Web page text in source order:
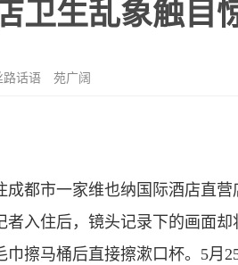
卫生乱象触目
路话语 苑广阔
都市一家维也纳国际酒店直营
入住后，镜头记录下的画面却
擦马桶后直接擦漱口杯。5月